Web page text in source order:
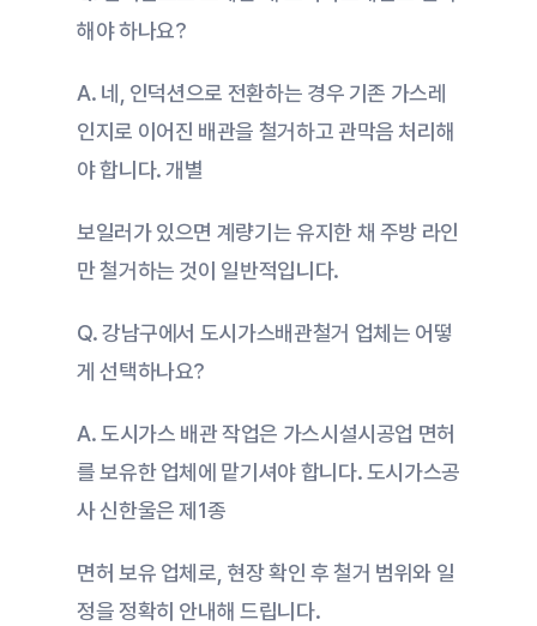
해야 하나요?
A. 네, 인덕션으로 전환하는 경우 기존 가스레
인지로 이어진 배관을 철거하고 관막음 처리해
야 합니다. 개별
보일러가 있으면 계량기는 유지한 채 주방 라인
만 철거하는 것이 일반적입니다.
Q. 강남구에서 도시가스배관철거 업체는 어떻
게 선택하나요?
A. 도시가스 배관 작업은 가스시설시공업 면허
를 보유한 업체에 맡기셔야 합니다. 도시가스공
사 신한울은 제1종
면허 보유 업체로, 현장 확인 후 철거 범위와 일
정을 정확히 안내해 드립니다.